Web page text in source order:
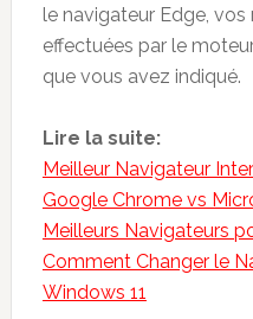
le navigateur Edge,
effectuées par le
que vous avez indiqué.
Lire la suite:
Meilleur Navigateur
Google Chrome vs
Meilleurs Navigateurs
Comment Changer le
Windows 11